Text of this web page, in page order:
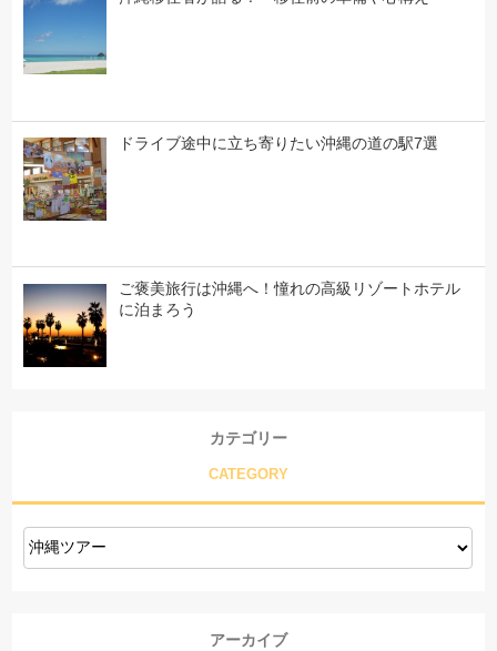
ドライブ途中に立ち寄りたい沖縄の道の駅7選
ご褒美旅行は沖縄へ！憧れの高級リゾートホテル
に泊まろう
カテゴリー
CATEGORY
アーカイブ